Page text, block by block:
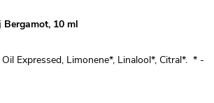
Bergamot, 10 ml
Expressed, Limonene*, Linalool*, Citral*. * -